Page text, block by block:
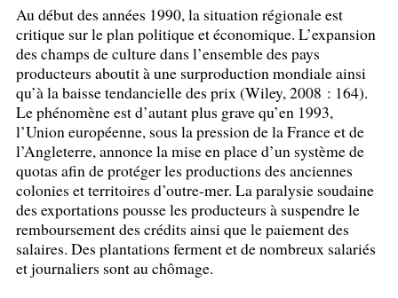
Au début des années 1990, la situation régionale est
critique sur le plan politique et économique. L’expansion
des champs de culture dans l’ensemble des pays
producteurs aboutit à une surproduction mondiale ainsi
qu’à la baisse tendancielle des prix (Wiley, 2008 : 164).
Le phénomène est d’autant plus grave qu’en 1993,
l’Union européenne, sous la pression de la France et de
l’Angleterre, annonce la mise en place d’un système de
quotas afin de protéger les productions des anciennes
colonies et territoires d’outre-mer. La paralysie soudaine
des exportations pousse les producteurs à suspendre le
remboursement des crédits ainsi que le paiement des
salaires. Des plantations ferment et de nombreux salariés
et journaliers sont au chômage.